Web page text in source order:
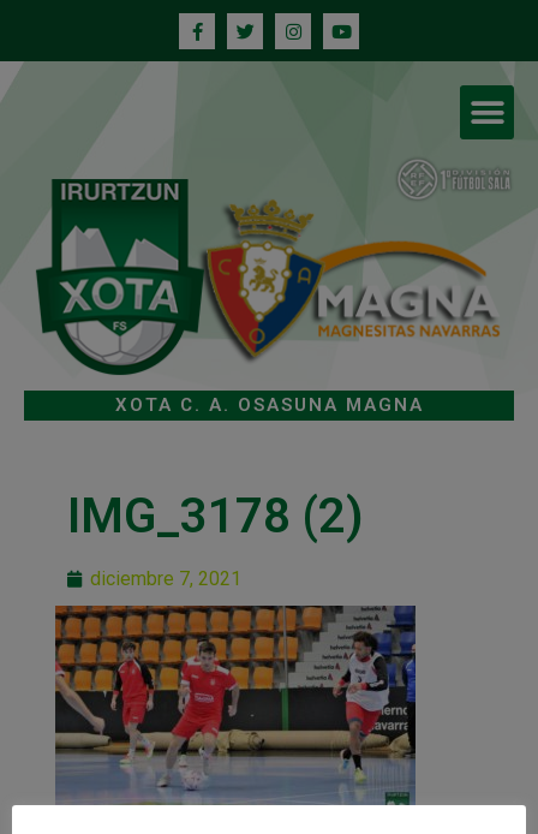
XOTA C. A. OSASUNA MAGNA
IMG_3178 (2)
diciembre 7, 2021